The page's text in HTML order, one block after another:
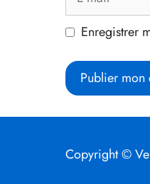
Enregistrer
Copyright ©